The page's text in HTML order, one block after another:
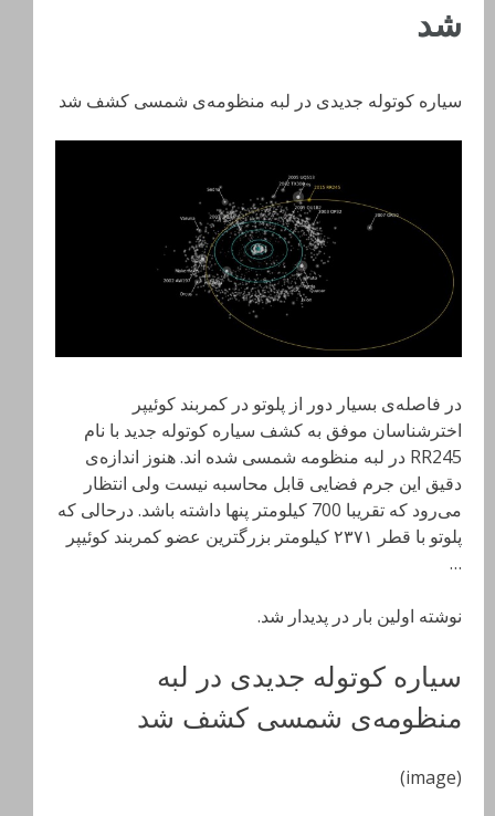
شد
سیاره کوتوله جدیدی در لبه‌ منظومه‌ی شمسی کشف شد
در فاصله‌ی بسیار دور از پلوتو در کمربند کوئیپر
اخترشناسان موفق به کشف سیاره کوتوله جدید با نام
RR245 در لبه‌ منظومه‌ شمسی شده اند. هنوز اندازه‌ی
دقیق این جرم فضایی قابل محاسبه نیست ولی انتظار
می‌رود که تقریبا 700 کیلومتر پنها داشته باشد. درحالی که
پلوتو با قطر ۲۳۷۱ کیلومتر بزرگترین عضو کمربند کوئیپر
…
نوشته اولین بار در پدیدار شد.
سیاره کوتوله جدیدی در لبه‌
منظومه‌ی شمسی کشف شد
(image)